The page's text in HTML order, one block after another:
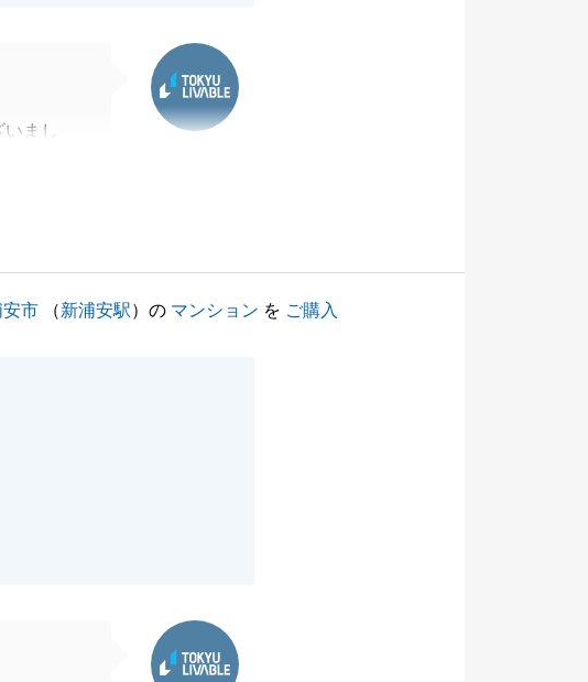
まし
事スム
緒にご来
安市 （新浦安駅）の マンション を ご購入